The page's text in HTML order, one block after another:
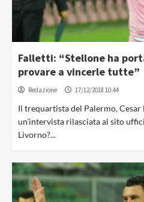
Falletti: “Stellone ha
provare a vincerle tutte”
Redazione 17/12/2018 10:44
Il trequartista del Palermo,
un'intervista rilasciata al sito
Livorno?...